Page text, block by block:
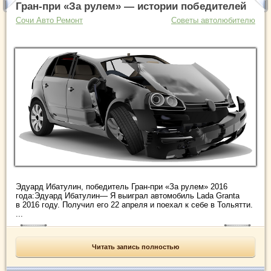
Гран-при «За рулем» — истории победителей
Сочи Авто Ремонт Советы автолюбителю
Эдуард Ибатулин, победитель Гран-при «За рулем» 2016
года:Эдуард Ибатулин— Я выиграл автомобиль Lada Granta
в 2016 году. Получил его 22 апреля и поехал к себе в Тольятти.
Читать запись полностью